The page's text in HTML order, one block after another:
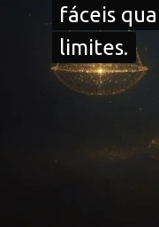
fáceis
limites.
fáceis
limites.